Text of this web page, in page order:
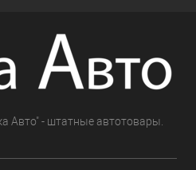
Авто" - штатные автотовары.